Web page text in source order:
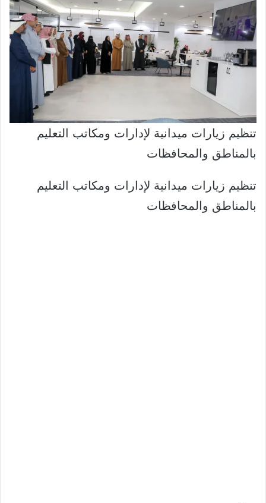
تنظيم زيارات ميدانية لإدارات ومكاتب التعليم
بالمناطق والمحافظات
تنظيم زيارات ميدانية لإدارات ومكاتب التعليم
بالمناطق والمحافظات